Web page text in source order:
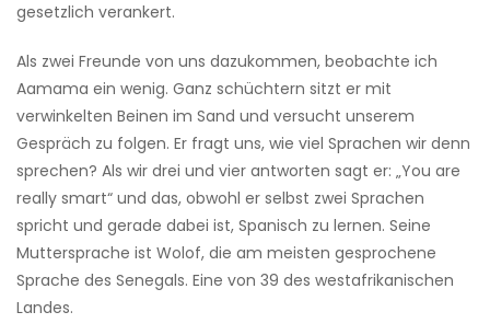
gesetzlich verankert.
Als zwei Freunde von uns dazukommen, beobachte ich
Aamama ein wenig. Ganz schüchtern sitzt er mit
verwinkelten Beinen im Sand und versucht unserem
Gespräch zu folgen. Er fragt uns, wie viel Sprachen wir denn
sprechen? Als wir drei und vier antworten sagt er: „You are
really smart“ und das, obwohl er selbst zwei Sprachen
spricht und gerade dabei ist, Spanisch zu lernen. Seine
Muttersprache ist Wolof, die am meisten gesprochene
Sprache des Senegals. Eine von 39 des westafrikanischen
Landes.